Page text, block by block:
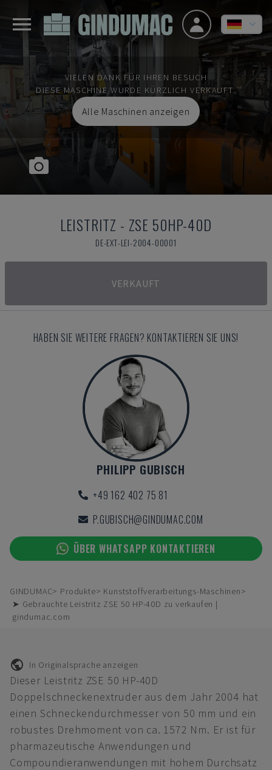
VIELEN DANK FÜR IHREN BESUCH
DIESE MASCHINE WURDE KÜRZLICH VERKAUFT.
Alle Maschinen anzeigen
LEISTRITZ - ZSE 50HP-40D
DE-EXT-LEI-2004-00001
VERKAUFT
HABEN SIE WEITERE FRAGEN? KONTAKTIEREN SIE UNS!
PHILIPP GUBISCH
+49 162 402 75 81
P.GUBISCH@GINDUMAC.COM
ÜBER WHATSAPP KONTAKTIEREN
GINDUMAC Produkte
Kunststoffverarbeitungs-Maschinen
➤ Gebrauchte Leistritz ZSE 50 HP-40D zu verkaufen |
gindumac.com
In Originalsprache anzeigen
Dieser Leistritz ZSE 50 HP-40D
Doppelschneckenextruder aus dem Jahr 2004 hat
einen Schneckendurchmesser von 50 mm und ein
robustes Drehmoment von ca. 1572 Nm. Er ist für
pharmazeutische Anwendungen und
Compoundieranwendungen mit hohem Durchsatz